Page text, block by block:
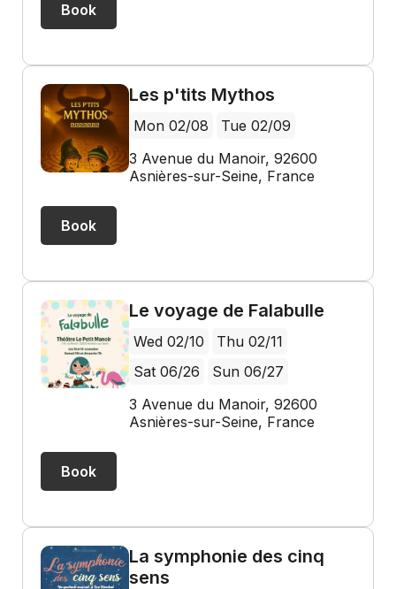
Book
Les p'tits Mythos
Mon 02/08
Tue 02/09
3 Avenue du Manoir, 92600
Asnières-sur-Seine, France
Book
Le voyage de Falabulle
Wed 02/10
Thu 02/11
Sat 06/26
Sun 06/27
3 Avenue du Manoir, 92600
Asnières-sur-Seine, France
Book
La symphonie des cinq
sens